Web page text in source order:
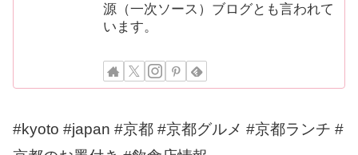
源（一次ソース）ブログとも言われて
います。
#kyoto #japan #京都 #京都グルメ #京都ランチ #